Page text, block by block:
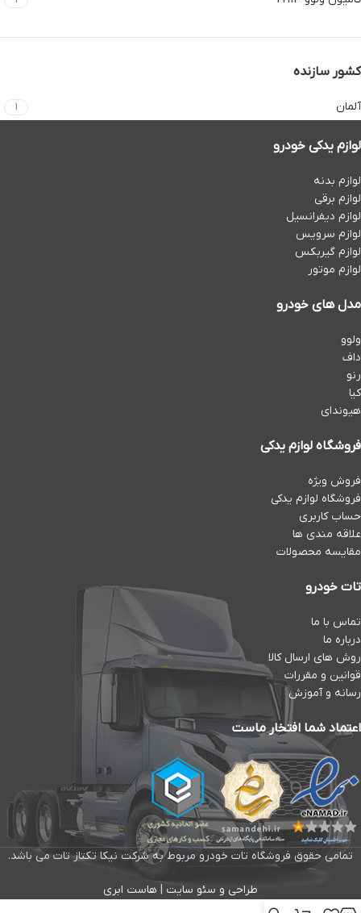
کشور سازنده
آلمان 1
لوازم یدکی خودرو
لوازم بدنه
لوازم برقی
لوازم دیفرانسیل
لوازم سرویس
لوازم گیربکس
لوازم موتور
مدل های خودرو
ولوو
داف
رنو
کیا
هیوندای
فروشگاه لوازم یدکی
فروش ویژه
فروشگاه لوازم یدکی
حساب کاربری
علاقه مندی ها
مقایسه محصولات
تات خودرو
تماس با ما
درباره ما
روش های ارسال کالا
قوانین و مقررات
رسانه و آموزش
اعتماد شما افتخار ماست
تمامی حقوق فروشگاه تات خودرو مربوط به شرکت نیکا تکتاز تات می باشد.
طراحی و سئو سایت هاست ابری